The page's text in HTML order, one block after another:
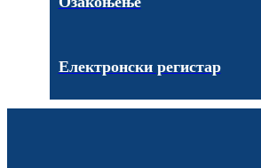
Електронски регистар